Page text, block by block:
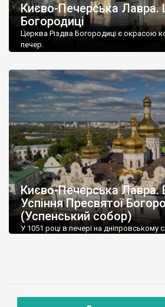
Києво-Печерська Лавра.
Богородиці
Церква Різдва Богородиці є окрасою
печер.
Києво-Печерська Лавра.
Успіння Пресвятої
(Успенський собор)
У 1051 році в печері на дніпровському